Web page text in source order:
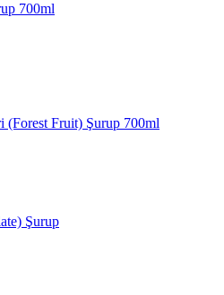
700ml
Fruit) Şurup 700ml
Şurup